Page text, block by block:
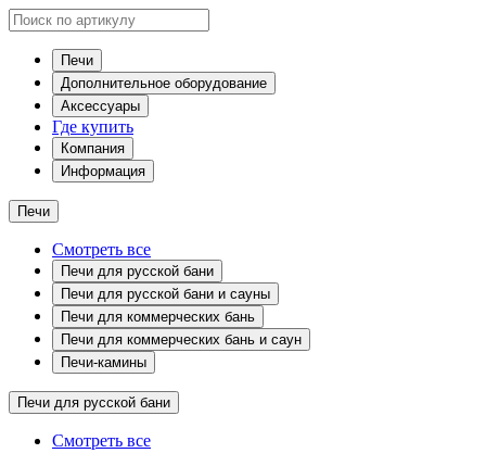
Печи
Дополнительное оборудование
Аксессуары
Где купить
Компания
Информация
Печи
Смотреть все
Печи для русской бани
Печи для русской бани и сауны
Печи для коммерческих бань
Печи для коммерческих бань и саун
Печи-камины
Печи для русской бани
Смотреть все